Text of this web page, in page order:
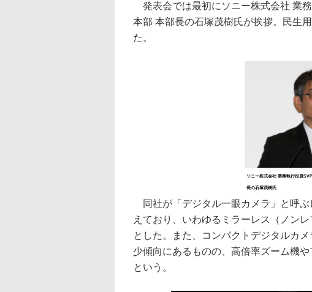
発表会では最初にソニー株式会社 業
本部 本部長の石塚茂樹氏が挨拶。民生
た。
ソニー株式会社 業務執行役員
長の石塚茂樹氏
同社が「デジタル一眼カメラ」と呼
えており、いわゆるミラーレス（ノン
とした。また、コンパクトデジタルカ
少傾向にあるものの、高倍率ズーム機
という。